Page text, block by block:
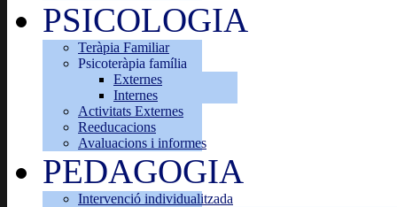
PSICOLOGIA
Teràpia Familiar
Psicoteràpia família
Externes
Internes
Activitats Externes
Reeducacions
Avaluacions i informes
PEDAGOGIA
Intervenció individualitzada